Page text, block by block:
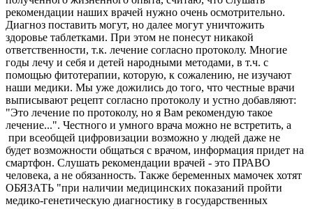
рекомендации наших врачей нужно очень осмотрительно.
Диагноз поставить могут, но далее могут уничтожить
здоровье таблетками. При этом не понесут никакой
ответственности, т.к. лечение согласно протоколу. Многие
годы лечу и себя и детей народными методами, в т.ч. с
помощью фитотерапии, которую, к сожалению, не изучают
наши медики. Мы уже дожились до того, что честные врачи
выписывают рецепт согласно протоколу и устно добавляют:
"Это лечение по протоколу, но я Вам рекомендую такое
лечение...". Честного и умного врача можно не встретить, а
при всеобщей цифровизации возможно у людей даже не
будет возможности общаться с врачом, информация придет на
смартфон. Слушать рекомендации врачей - это ПРАВО
человека, а не обязанность. Также беременных мамочек хотят
ОБЯЗАТЬ "при наличии медицинских показаний пройти
медико-генетическую диагностику в государственных